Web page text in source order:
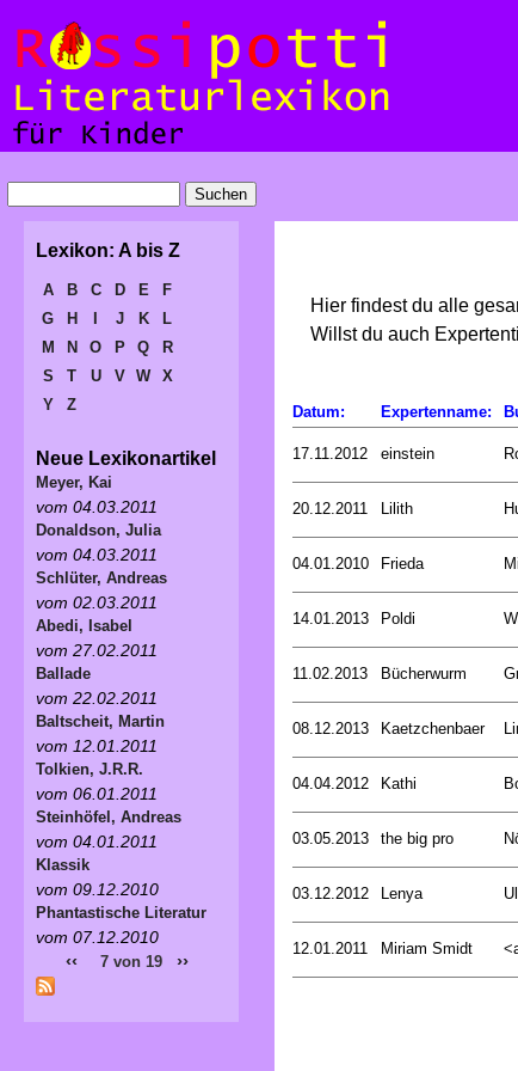
Hier findest du alle
Willst du auch
Datum: Expertenname:
17.11.2012 einstein
20.12.2011 Lilith
04.01.2010 Frieda
14.01.2013 Poldi
11.02.2013 Bücherwurm
08.12.2013 Kaetzchenbaer
04.04.2012 Kathi
03.05.2013 the big pro
03.12.2012 Lenya
12.01.2011 Miriam Smidt
Lexikon: A bis Z
A B C D E
F
G
H J K
L
M
N O P Q
R
S
T U V W
X
Y
Z
Neue Lexikonartikel
Meyer, Kai
vom 04.03.2011
Donaldson, Julia
vom 04.03.2011
Schlüter, Andreas
vom 02.03.2011
Abedi, Isabel
vom 27.02.2011
Ballade
vom 22.02.2011
Baltscheit, Martin
vom 12.01.2011
Tolkien, J.R.R.
vom 06.01.2011
Steinhöfel, Andreas
vom 04.01.2011
Klassik
vom 09.12.2010
Phantastische Literatur
vom 07.12.2010
‹‹ 7 von 19 ››